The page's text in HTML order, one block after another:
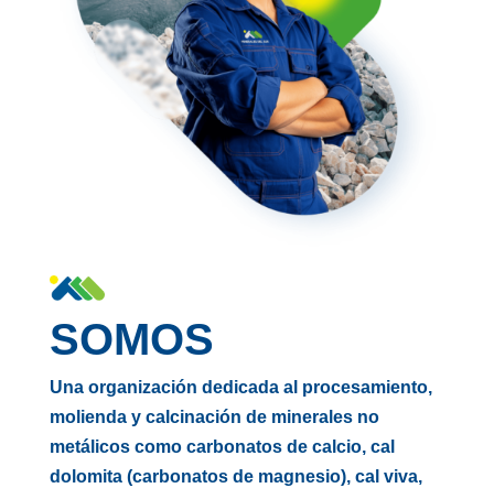
SOMOS
Una organización dedicada al procesamiento,
molienda y calcinación de minerales no
metálicos como carbonatos de calcio, cal
dolomita (carbonatos de magnesio), cal viva,